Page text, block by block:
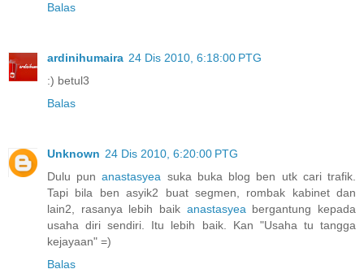
Balas
ardinihumaira 24 Dis 2010, 6:18:00 PTG
:) betul3
Balas
Unknown 24 Dis 2010, 6:20:00 PTG
Dulu punanastasyea suka buka blog ben utk cari trafik.
Tapi bila ben asyik2 buat segmen, rombak kabinet dan
lain2, rasanya lebih baik anastasyeabergantung kepada
usaha diri sendiri. Itu lebih baik. Kan "Usaha tu tangga
kejayaan" =)
Balas